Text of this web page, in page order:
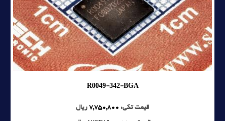
R0049-342-BGA
قیمت تکی: 7,750,800 ریال